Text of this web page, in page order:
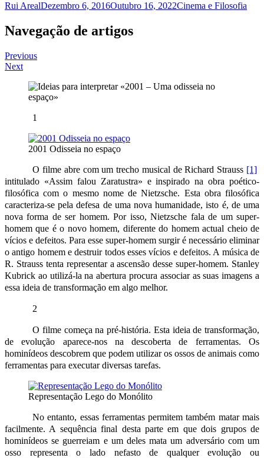
Rui ArealDezembro 6, 2016Outubro 16, 2022Cinema e Filosofia
Navegação de artigos
Previous
Next
1
2001 Odisseia no espaço
O filme abre com um trecho musical de Richard Strauss [1]
intitulado «Assim falou Zaratustra» e inspirado na obra poético-
filosófica com o mesmo nome de Nietzsche. Esta obra filosófica
caracteriza-se pela defesa de uma nova humanidade, isto é, de uma
nova forma de ser homem. Por isso, Nietzsche fala de um super-
homem que é o novo homem, diferente do homem actual cheio de
vícios e defeitos. Para esse super-homem surgir é necessário eliminar
o antigo homem e destruir todos esses vícios e defeitos. A música de
R. Strauss tenta representar a ascensão desse super-homem. Stanley
Kubrick ao utilizá‑la na abertura procura associar as suas imagens a
essa ideia de transformação em algo melhor.
2
O filme começa na pré-história. Esta ideia de transformação,
de evolução aparece‑nos na descoberta de ferramentas. Os
hominídeos descobrem que podem utilizar os ossos de animais como
ferramentas para executar diversas tarefas.
Representação Lego do Monólito
No entanto, essas ferramentas permitem também matar mais
facilmente. A sequência final desta parte em que dois grupos de
hominídeos se guerreiam e um deles mata um adversário com um
osso representa o lado nefasto de qualquer evolução ou